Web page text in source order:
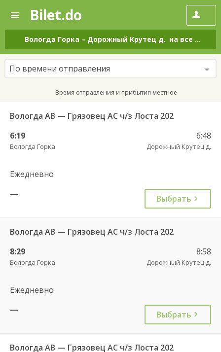
—
Поиск
и
покупка
билетов
на
автобус
онлайн
Bilet.do
Вологда Горка – Дорожный Крутец д. на все дни
По времени отправления
Время отправления и прибытия местное
Вологда АВ — Грязовец АС ч/з Лоста 202
6:19
Вологда Горка
6:48
Дорожный Крутец д.
Ежедневно
—
Выбрать
Вологда АВ — Грязовец АС ч/з Лоста 202
8:29
Вологда Горка
8:58
Дорожный Крутец д.
Ежедневно
—
Выбрать
Вологда АВ — Грязовец АС ч/з Лоста 202